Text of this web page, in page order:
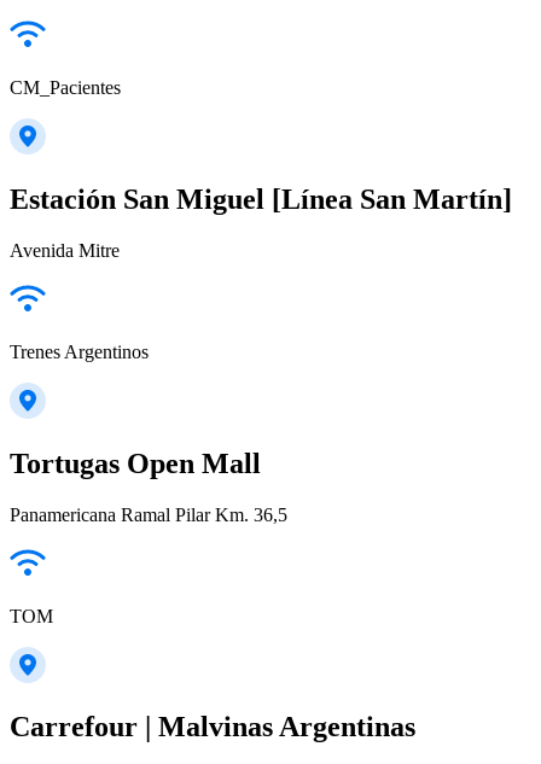
CM_Pacientes
Estación San Miguel [Línea San Martín]
Avenida Mitre
Trenes Argentinos
Tortugas Open Mall
Panamericana Ramal Pilar Km. 36,5
TOM
Carrefour | Malvinas Argentinas